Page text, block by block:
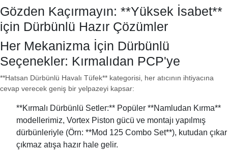
Gözden Kaçırmayın: **Yüksek İsabet**
için Dürbünlü Hazır Çözümler
Her Mekanizma İçin Dürbünlü
Seçenekler: Kırmalıdan PCP'ye
**Hatsan Dürbünlü Havalı Tüfek** kategorisi, her atıcının ihtiyacına
cevap verecek geniş bir yelpazeyi kapsar:
**Kırmalı Dürbünlü Setler:** Popüler **Namludan Kırma**
modellerimiz, Vortex Piston gücü ve montajı yapılmış
dürbünleriyle (Örn: **Mod 125 Combo Set**), kutudan çıkar
çıkmaz atışa hazır hale gelir.